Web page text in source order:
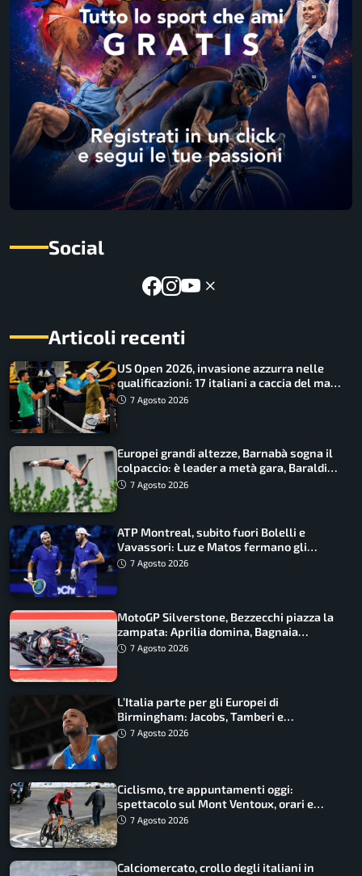
Social
Articoli recenti
US Open 2026, invasione azzurra nelle
qualificazioni: 17 italiani a caccia del main
draw7 Agosto 2026
Europei grandi altezze, Barnabà sogna il
colpaccio: è leader a metà gara, Baraldi
ancora in corsa
7 Agosto 2026
ATP Montreal, subito fuori Bolelli e
Vavassori: Luz e Matos fermano gli
azzurri
7 Agosto 2026
MotoGP Silverstone, Bezzecchi piazza la
zampata: Aprilia domina, Bagnaia
costretto al Q1
7 Agosto 2026
L’Italia parte per gli Europei di
Birmingham: Jacobs, Tamberi e
Battocletti guidano una spedizione
7 Agosto 2026
Ciclismo, tre appuntamenti oggi:
spettacolo sul Mont Ventoux, orari e
come vederli
7 Agosto 2026
Calciomercato, crollo degli italiani in